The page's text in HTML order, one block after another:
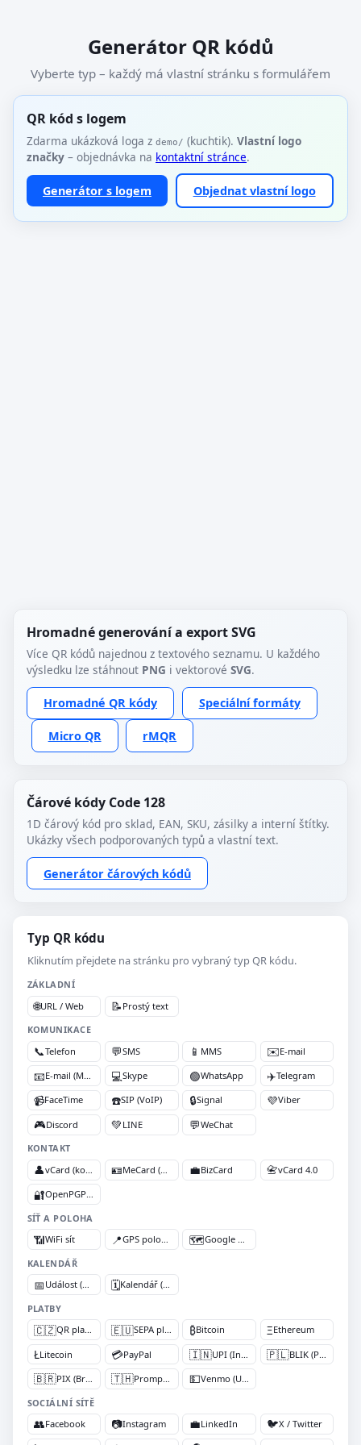
Generátor QR kódů
Vyberte typ – každý má vlastní stránku s formulářem
QR kód s logem
Zdarma ukázková loga z demo/ (kuchtik). Vlastní logo
značky – objednávka na kontaktní stránce.
Generátor s logem Objednat vlastní logo
Hromadné generování a export SVG
Více QR kódů najednou z textového seznamu. U každého
výsledku lze stáhnout PNG i vektorové SVG.
Hromadné QR kódy Speciální formáty
Micro QR rMQR
Čárové kódy Code 128
1D čárový kód pro sklad, EAN, SKU, zásilky a interní štítky.
Ukázky všech podporovaných typů a vlastní text.
Generátor čárových kódů
Typ QR kódu
Kliknutím přejdete na stránku pro vybraný typ QR kódu.
ZÁKLADNÍ
🌐URL / Web 📝 Prostý text
KOMUNIKACE
📞Telefon 💬SMS 📱 MMS ✉️E-mail
📧 E-mail (MATMSG) 💻Skype 🟢WhatsApp ✈️Telegram
📹FaceTime ☎️SIP (VoIP) 🔒Signal 💜Viber
🎮Discord 💚 LINE 💬WeChat
KONTAKT
👤 vCard (kontakt) 🪪 💼BizCard 📇vCard 4.0
🔐
OpenPGP klíč
SÍŤ A POLOHA
📶WiFi síť 📍 GPS poloha (geo:) 🗺️
Google Mapy
KALENDÁŘ
📅 Událost (VEVENT) 🗓️
Kalendář (VCALENDAR)
PLATBY
🇨🇿 QR platba CZ (SPD) 🇪🇺 SEPA platba (EPC) ₿Bitcoin ΞEthereum
ŁLitecoin 💳PayPal 🇮🇳 🇵🇱 BLIK (Polsko)
🇧🇷 PIX (Brazílie) 🇹🇭 💵
Venmo (USA)
SOCIÁLNÍ SÍTĚ
👥Facebook 📷Instagram 💼LinkedIn 🐦X / Twitter